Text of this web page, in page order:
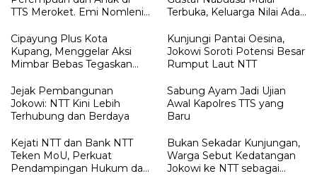
TTS Meroket. Emi Nomleni :
Paling Aman
Terbuka, Keluarga Nilai Ada
Belum Didalami Penyidik
Cipayung Plus Kota
Kupang, Menggelar Aksi
Mimbar Bebas Tegaskan
Gelar “RAJA TIMOR”
Kepada JOKO WIDODO
Kunjungi Pantai Oesina,
Jokowi Soroti Potensi Besar
Rumput Laut NTT
Jejak Pembangunan
Jokowi: NTT Kini Lebih
Terhubung dan Berdaya
Sabung Ayam Jadi Ujian
Awal Kapolres TTS yang
Baru
Kejati NTT dan Bank NTT
Teken MoU, Perkuat
Pendampingan Hukum dan
Bukan Sekadar Kunjungan,
Warga Sebut Kedatangan
Jokowi ke NTT sebagai